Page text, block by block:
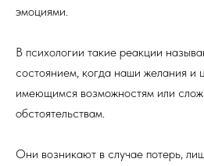
эмоциями.
В психологии такие реакции
состоянием, когда наши желания и
имеющимся возможностям или
обстоятельствам.
Они возникают в случае потерь,